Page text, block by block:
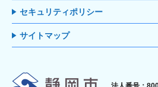
セキュリティポリシー
サイトマップ
静岡市